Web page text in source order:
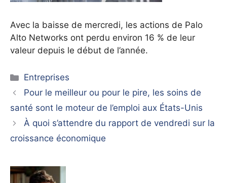
Avec la baisse de mercredi, les actions de Palo
Alto Networks ont perdu environ 16 % de leur
valeur depuis le début de l’année.
Catégories
Entreprises
Pour le meilleur ou pour le pire, les soins de
santé sont le moteur de l’emploi aux États-Unis
À quoi s’attendre du rapport de vendredi sur la
croissance économique